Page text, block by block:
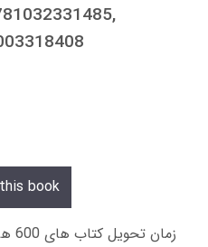
book